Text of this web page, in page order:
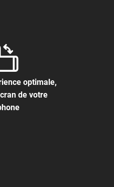
optimale,
de votre